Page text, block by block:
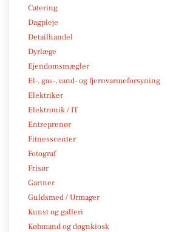
Catering
Dagpleje
Detailhandel
Dyrlæge
Ejendomsmægler
El-, gas-, vand- og fjernvarmeforsyning
Elektriker
Elektronik / IT
Entreprenør
Fitnesscenter
Fotograf
Frisør
Gartner
Guldsmed / Urmager
Kunst og galleri
Købmand og døgnkiosk